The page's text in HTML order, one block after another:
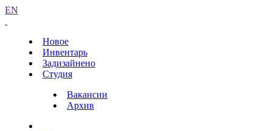
EN
Новое
Инвентарь
Задизайнено
Студия
Вакансии
Архив